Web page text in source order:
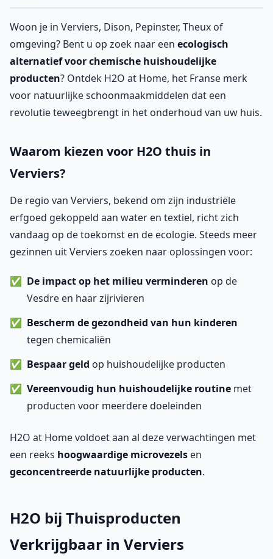
Woon je in Verviers, Dison, Pepinster, Theux of
omgeving? Bent u op zoek naar een ecologisch
alternatief voor chemische huishoudelijke
producten? Ontdek H2O at Home, het Franse merk
voor natuurlijke schoonmaakmiddelen dat een
revolutie teweegbrengt in het onderhoud van uw huis.
Waarom kiezen voor H2O thuis in
Verviers?
De regio van Verviers, bekend om zijn industriële
erfgoed gekoppeld aan water en textiel, richt zich
vandaag op de toekomst en de ecologie. Steeds meer
gezinnen uit Verviers zoeken naar oplossingen voor:
De impact op het milieu verminderen op de
Vesdre en haar zijrivieren
Bescherm de gezondheid van hun kinderen
tegen chemicaliën
Bespaar geld op huishoudelijke producten
Vereenvoudig hun huishoudelijke routine met
producten voor meerdere doeleinden
H2O at Home voldoet aan al deze verwachtingen met
een reeks hoogwaardige microvezels en
geconcentreerde natuurlijke producten.
H2O bij Thuisproducten
Verkrijgbaar in Verviers